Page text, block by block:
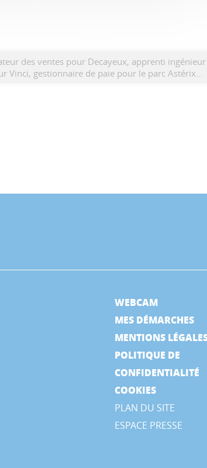
des ventes pour Decayeux, apprenti
Vinci, gestionnaire de paie pour le parc Astérix…
WEBCAM
MES DÉMARCHES
MENTIONS
POLITIQUE DE
CONFIDENTIALITÉ
COOKIES
PLAN DU SITE
ESPACE PRESSE